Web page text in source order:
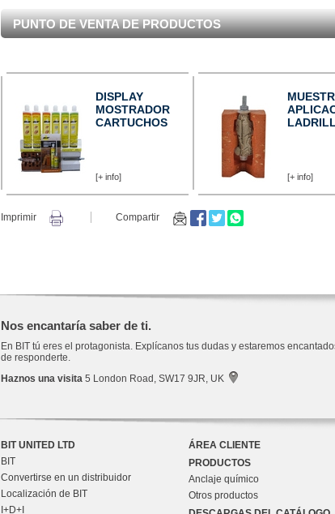
PUNTO DE VENTA DE PRODUCTOS
DISPLAY
MOSTRADOR
CARTUCHOS
[+ info] [+ info]
Imprimir Compartir
Nos encantaría saber de ti.
En BIT tú eres el protagonista. Explícanos tus dudas y estaremos
de responderte.
Haznos una visita 5 London Road, SW17 9JR, UK
BIT UNITED LTD
BIT
Convertirse en un distribuidor
Localización de BIT
I+D+I
ÁREA CLIENTE
PRODUCTOS
Anclaje químico
Otros productos